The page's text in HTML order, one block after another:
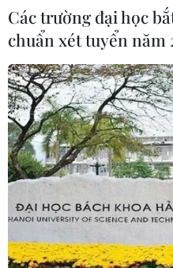
Các trường đại học
chuẩn xét tuyển năm